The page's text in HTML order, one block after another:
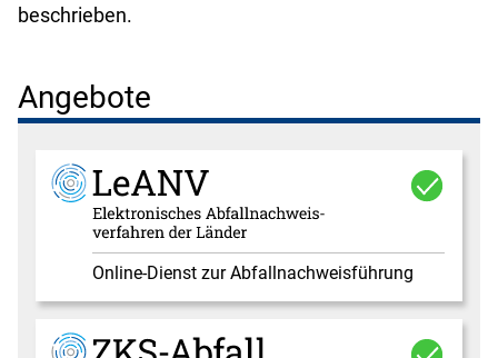
beschrieben.
Angebote
Online-Dienst zur Abfallnachweisführung